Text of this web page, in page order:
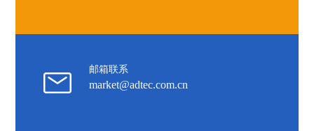
邮箱联系
market@adtec.com.cn